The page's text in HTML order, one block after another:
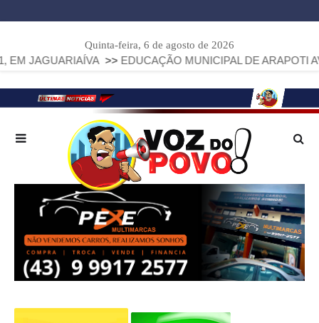
Quinta-feira, 6 de agosto de 2026
>> EDUCAÇÃO MUNICIPAL DE ARAPOTI AVANÇA E